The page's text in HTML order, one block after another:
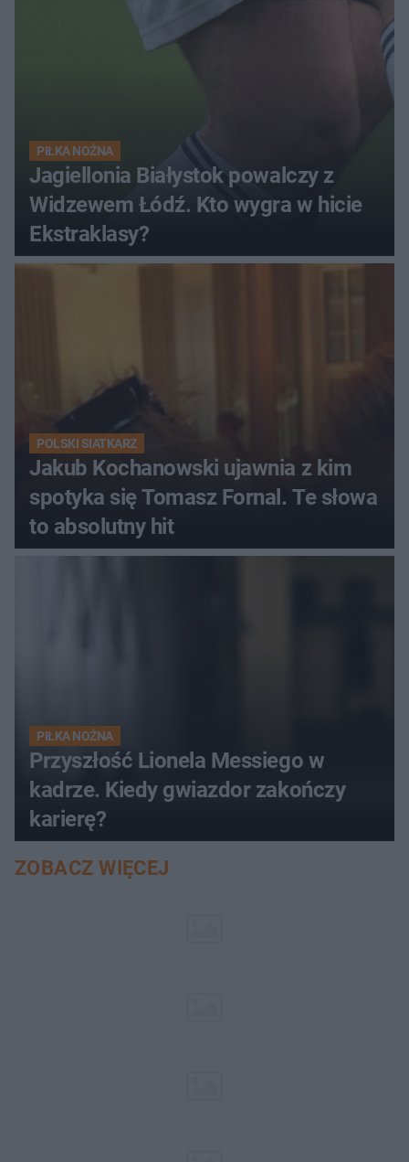
PIŁKA NOŻNA
Jagiellonia Białystok powalczy z
Widzewem Łódź. Kto wygra w hicie
Ekstraklasy?
POLSKI SIATKARZ
Jakub Kochanowski ujawnia z kim
spotyka się Tomasz Fornal. Te słowa
to absolutny hit
PIŁKA NOŻNA
Przyszłość Lionela Messiego w
kadrze. Kiedy gwiazdor zakończy
karierę?
ZOBACZ WIĘCEJ